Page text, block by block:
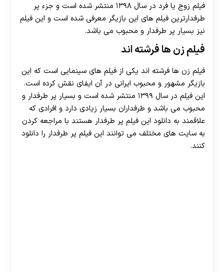
فیلم زوج یا فرد در سال ۱۳۹۸ منتشر شده است و جزء پر
طرفدارترین فیلم های این بازیگر معرفی شده است و این فیلم
نیز بسیار پر طرفدار و محبوب می باشد.
فیلم زن ها فرشته اند
فیلم زن ها فرشته اند یکی از فیلم های سینمایی است که این
بازیگر مشهور و محبوب ایرانی در آن ایفای نقش کرده است.
این فیلم در سال ۱۳۹۹ منتشر شده است و بسیار پر طرفدار و
محبوب می باشد و طرفداران بسیار زیادی دارد و افرادی که
علاقمند به دانلود این فیلم پر طرفدار هستند با مراجعه کردن
به سایت های مختلف می توانند این فیلم پر طرفدار را دانلود
کنند.